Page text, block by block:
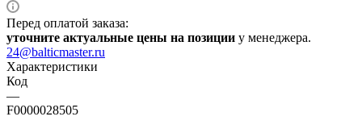
Перед оплатой заказа:
уточните актуальные цены на позиции у менеджера.
24@balticmaster.ru
Характеристики
Код
—
F0000028505